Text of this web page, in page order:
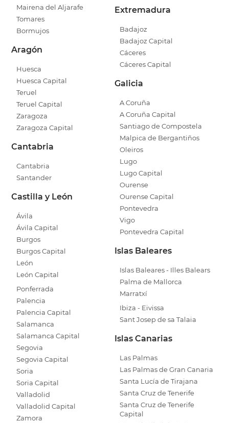
Mairena del Aljarafe
Tomares
Bormujos
Aragón
Huesca
Huesca Capital
Teruel
Teruel Capital
Zaragoza
Zaragoza Capital
Cantabria
Cantabria
Santander
Castilla y León
Ávila
Ávila Capital
Burgos
Burgos Capital
León
León Capital
Ponferrada
Palencia
Palencia Capital
Salamanca
Salamanca Capital
Segovia
Segovia Capital
Soria
Soria Capital
Valladolid
Valladolid Capital
Zamora
Extremadura
Badajoz
Badajoz Capital
Cáceres
Cáceres Capital
Galicia
A Coruña
A Coruña Capital
Santiago de Compostela
Malpica de Bergantiños
Oleiros
Lugo
Lugo Capital
Ourense
Ourense Capital
Pontevedra
Vigo
Pontevedra Capital
Islas Baleares
Islas Baleares - Illes Balears
Palma de Mallorca
Marratxí
Ibiza - Eivissa
Sant Josep de sa Talaia
Islas Canarias
Las Palmas
Las Palmas de Gran Canaria
Santa Lucía de Tirajana
Santa Cruz de Tenerife
Santa Cruz de Tenerife
Capital